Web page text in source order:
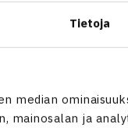
Tietoja
median
mainosalan ja